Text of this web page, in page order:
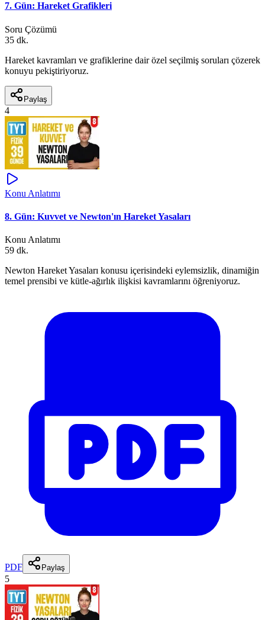
7. Gün: Hareket Grafikleri
Soru Çözümü
35 dk.
Hareket kavramları ve grafiklerine dair özel seçilmiş soruları çözerek
konuyu pekiştiriyoruz.
Paylaş
4
Konu Anlatımı
8. Gün: Kuvvet ve Newton'ın Hareket Yasaları
Konu Anlatımı
59 dk.
Newton Hareket Yasaları konusu içerisindeki eylemsizlik, dinamiğin
temel prensibi ve kütle-ağırlık ilişkisi kavramlarını öğreniyoruz.
PDF Paylaş
5